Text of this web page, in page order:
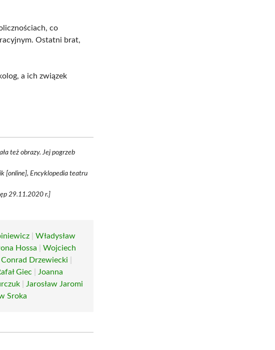
co
Ostatni brat,
a ich związek
też obrazy. Jej pogrzeb
[online], Encyklopedia teatru
29.11.2020 r.]
|Władysław
Hossa |Wojciech
Conrad Drzewiecki
Giec
Joanna
Jarosław Jaromi
Sroka